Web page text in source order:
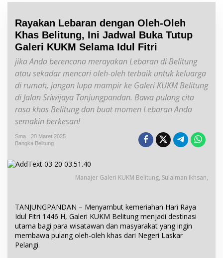
Rayakan Lebaran dengan Oleh-Oleh
Khas Belitung, Ini Jadwal Buka Tutup
Galeri KUKM Selama Idul Fitri
jika Anda berencana merayakan Lebaran di Belitung
atau sekadar mencari oleh-oleh terbaik untuk keluarga
di rumah, jangan lupa mampir ke Galeri KUKM Belitung
di Jalan Sriwijaya Tanjungpandan. Bawa pulang cita
rasa khas Belitung dan buat momen Lebaran Anda
semakin berkesan!
Sma
20 Maret 2025
Bangka Belitung
Manajer Galeri KUKM Belitung, Sulaiman Ikhsan,
TANJUNGPANDAN – Menyambut kemeriahan Hari Raya
Idul Fitri 1446 H, Galeri KUKM Belitung menjadi destinasi
utama bagi para wisatawan dan masyarakat yang ingin
membawa pulang oleh-oleh khas dari Negeri Laskar
Pelangi.